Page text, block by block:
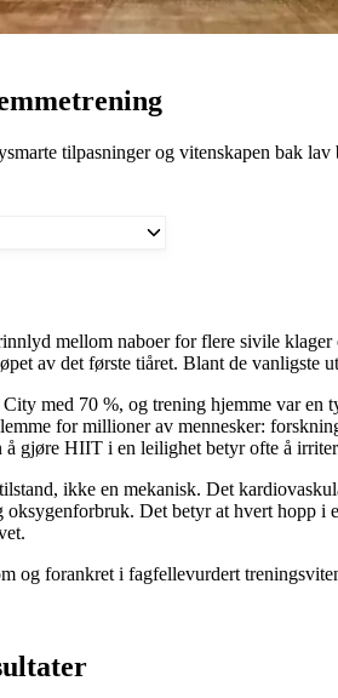
tilpasninger og vitenskapen bak lav
mellom naboer for flere sivile
av det første tiåret. Blant de vanligste
med 70 %, og trening hjemme var
for millioner av mennesker:
gjøre HIIT i en leilighet betyr ofte å
ikke en mekanisk. Det
Det betyr at hvert hopp
forankret i fagfellevurdert